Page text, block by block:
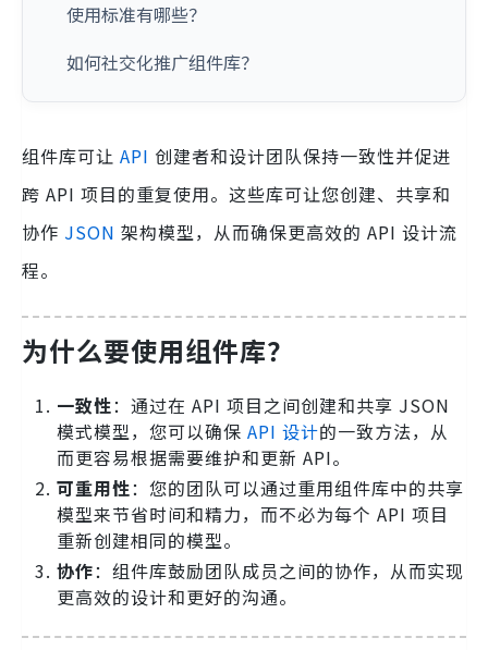
使用标准有哪些？
如何社交化推广组件库？
组件库可让 API 创建者和设计团队保持一致性并促进
跨 API 项目的重复使用。这些库可让您创建、共享和
协作 JSON 架构模型，从而确保更高效的 API 设计流
程。
为什么要使用组件库？
一致性：通过在 API 项目之间创建和共享 JSON
模式模型，您可以确保 API 设计的一致方法，从
而更容易根据需要维护和更新 API。
可重用性：您的团队可以通过重用组件库中的共享
模型来节省时间和精力，而不必为每个 API 项目
重新创建相同的模型。
协作：组件库鼓励团队成员之间的协作，从而实现
更高效的设计和更好的沟通。